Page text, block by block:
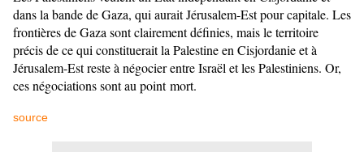
dans la bande de Gaza, qui aurait Jérusalem-Est pour capitale. Les
frontières de Gaza sont clairement définies, mais le territoire
précis de ce qui constituerait la Palestine en Cisjordanie et à
Jérusalem-Est reste à négocier entre Israël et les Palestiniens. Or,
ces négociations sont au point mort.
source